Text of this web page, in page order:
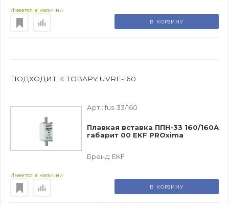
Имеется в наличии
В КОРЗИНУ
ПОДХОДИТ К ТОВАРУ UVRE-160
Арт.: fus-33/160
Плавкая вставка ППН-33 160/160А
габарит 00 EKF PROxima
Бренд: EKF
Имеется в наличии
В КОРЗИНУ